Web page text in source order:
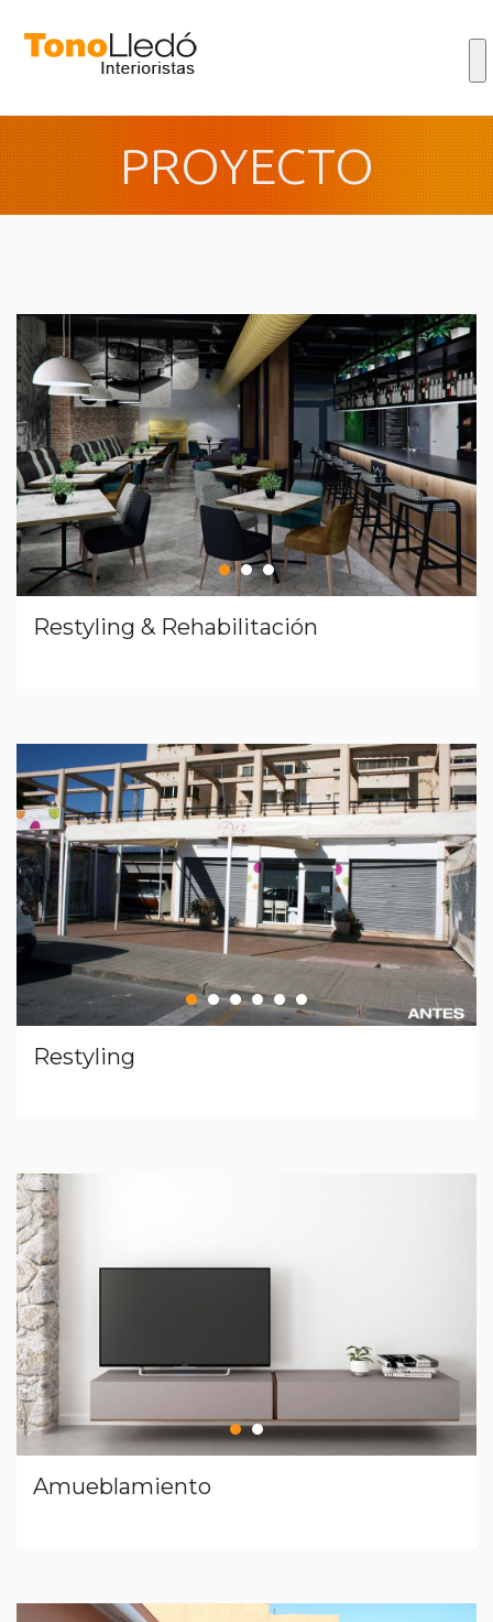
PROYECTO
Restyling & Rehabilitación
Restyling
Amueblamiento